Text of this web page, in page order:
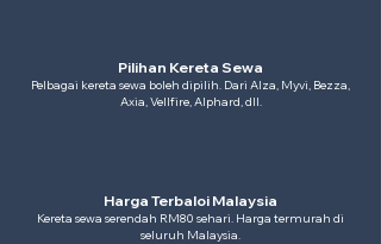
Pilihan Kereta Sewa
Pelbagai kereta sewa boleh dipilih. Dari Alza, Myvi, Bezza,
Axia, Vellfire, Alphard, dll.
Harga Terbaloi Malaysia
Kereta sewa serendah RM80 sehari. Harga termurah di
seluruh Malaysia.